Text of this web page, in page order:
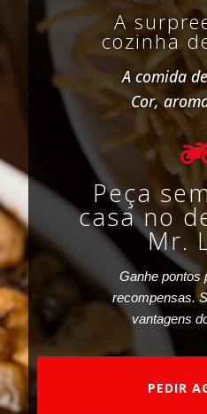
A
cozinha
A comida
Cor,
Peça
casa no
Mr.
Ganhe pontos
recompensas.
vantagens
PEDIR